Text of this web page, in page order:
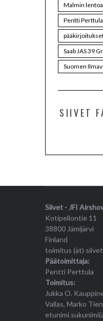
Malmin
Pentti Perttula
Saab JAS 39
Suomen
SIIVET
Siivet - JFI
Kotipellontie 11
38800 Jämijärvi
Finland
toimitus (ät)
Päätoimittaja:
Pentti Perttula
Toimitus:
Jukka O.
Vallas, Marko